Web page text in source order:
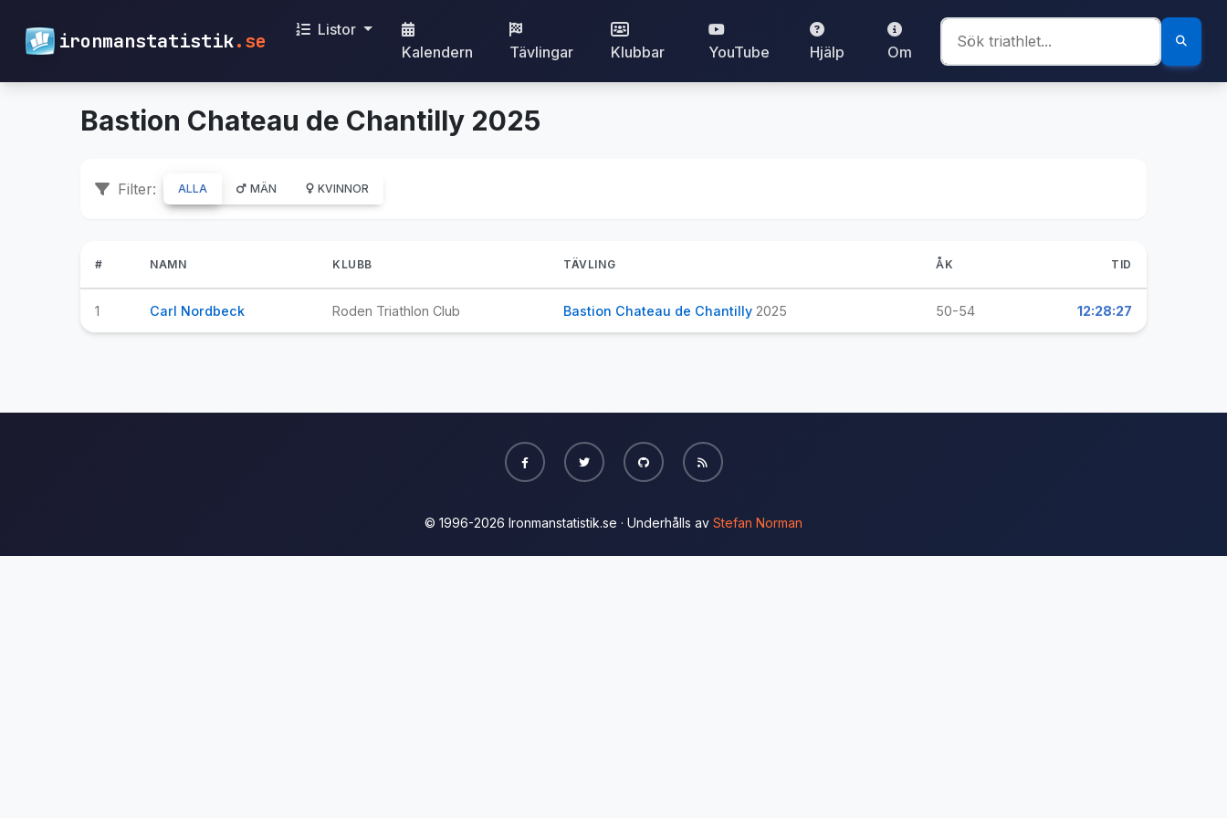
ironmanstatistik.se
Listor
Kalendern
Tävlingar Klubbar YouTube Hjälp Om
Bastion Chateau de Chantilly 2025
Filter: ALLA MÄN KVINNOR
# NAMN KLUBB TÄVLING ÅK TID
1 Carl Nordbeck Roden Triathlon Club Bastion Chateau de Chantilly 2025 50-54 12:28:27
© 1996-2026 Ironmanstatistik.se · Underhålls av Stefan Norman